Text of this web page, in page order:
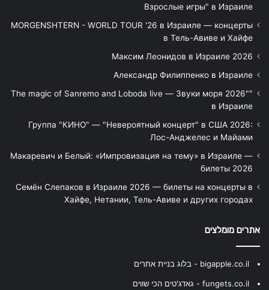
Взрослые игры" в Израиле
MORGENSHTERN - WORLD TOUR '26 в Израиле — концерты
в Тель-Авиве и Хайфе
Максим Леонидов в Израиле 2026
Александр Филиппенко в Израиле
"The magic of Sanremo and Loboda live — Звуки моря 2026"
в Израиле
Группа "КИНО" — "Невероятный концерт" в США 2026:
Лос-Анджелес и Майами
Макаревич и Белый: «Импровизация на тему» в Израиле —
билеты 2026
Семён Слепаков в Израиле 2026 — билеты на концерты в
Хайфе, Нетании, Тель-Авиве и других городах
אתרים מומלצים
bigapple.co.il - בלוג בניית אתרים
fungets.co.il - גאדג'טים הכי שווים